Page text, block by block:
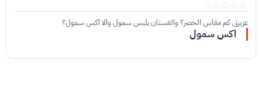
عزيزتي كم مقاس الخصر؟ والفستان يلبس سمول والا اكس سمول؟
اكس سمول